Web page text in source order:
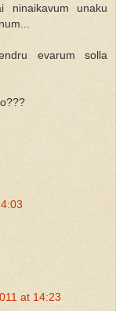
ninaikavum unaku
evarum solla
at 14:23